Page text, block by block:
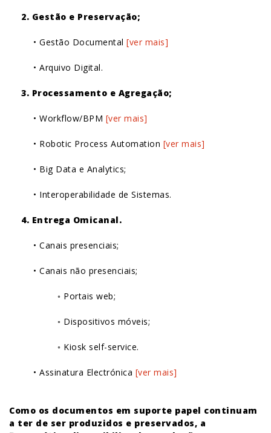
2. Gestão e Preservação;
• Gestão Documental [ver mais]
• Arquivo Digital.
3. Processamento e Agregação;
• Workflow/BPM [ver mais]
• Robotic Process Automation [ver mais]
• Big Data e Analytics;
• Interoperabilidade de Sistemas.
4. Entrega Omicanal.
• Canais presenciais;
• Canais não presenciais;
◦ Portais web;
◦ Dispositivos móveis;
◦ Kiosk self-service.
• Assinatura Electrónica [ver mais]
Como os documentos em suporte papel continuam
a ter de ser produzidos e preservados, a